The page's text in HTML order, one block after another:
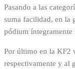
Pasando a las
suma facilidad, en la
pódium íntegramente
Por último en la KF2
respectivamente y al